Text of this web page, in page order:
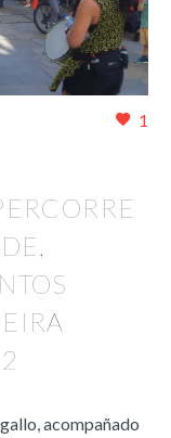
1
acompañado